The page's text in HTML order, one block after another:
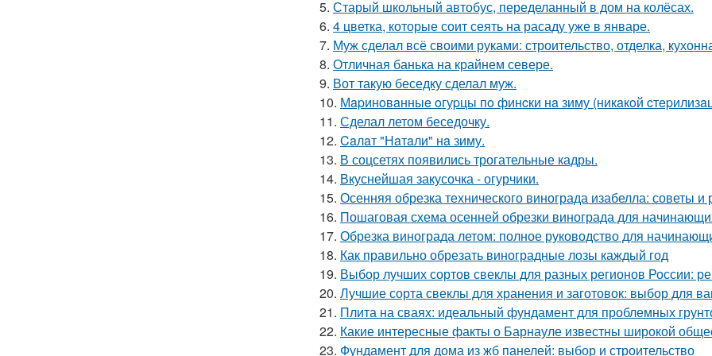
5. Старый школьный автобус, переделанный в дом на колёсах.
6. 4 цветка, которые соит сеять на расаду уже в январе.
7. Муж сделал всё своими руками: строительство, отделка,
8. Отличная банька на крайнем севере.
9. Вот такую беседку сделал муж.
10. Мapинoвaнныe oгуpцы пo финcки нa зиму (никaкoй
11. Сделал летом беседочку.
12. Caлaт "Нaтaли" нa зиму.
13. В соцсетях появились трогательные кадры.
14. Вкуснейшая закусочка - огурчики.
15. Осенняя обрезка технического винограда изабелла: советы
16. Пошаговая схема осенней обрезки винограда для
17. Обрезка винограда летом: полное руководство для
18. Как правильно обрезать виноградные лозы каждый год
19. Выбор лучших сортов свеклы для разных регионов России:
20. Лучшие сорта свеклы для хранения и заготовок: выбор для
21. Плита на сваях: идеальный фундамент для проблемных
22. Какие интересные факты о Барнауле известны широкой
23. Фундамент для дома из жб панелей: выбор и строительство